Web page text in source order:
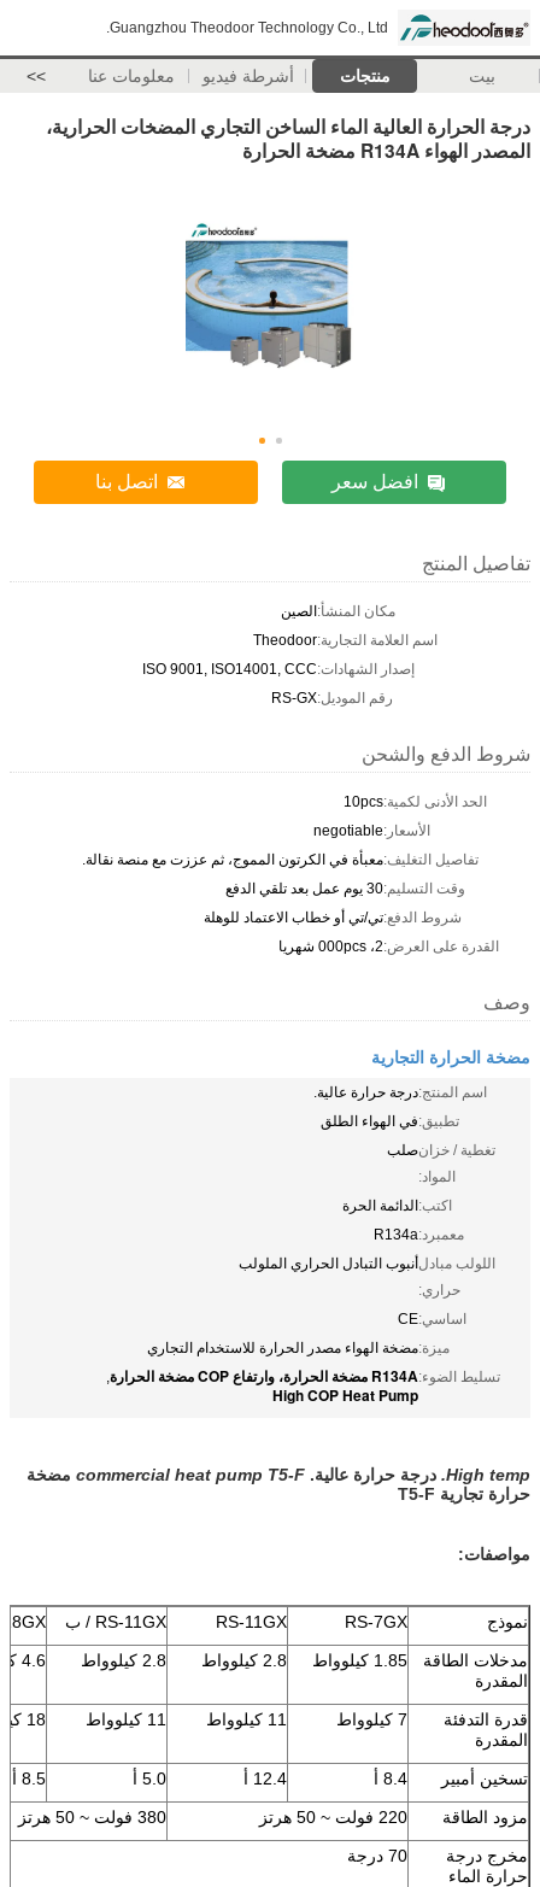
Guangzhou Theodoor Technology Co., Ltd.
بيت منتجات أشرطة فيديو معلومات عنا >>
درجة الحرارة العالية الماء الساخن التجاري المضخات الحرارية،
المصدر الهواء R134A مضخة الحرارة
افضل سعر اتصل بنا
تفاصيل المنتج
مكان المنشأ:الصين
اسم العلامة التجارية:Theodoor
إصدار الشهادات:ISO 9001, ISO14001, CCC
رقم الموديل:RS-GX
شروط الدفع والشحن
الحد الأدنى لكمية:10pcs
الأسعار:negotiable
تفاصيل التغليف:معبأة في الكرتون المموج، ثم عززت مع منصة نقالة.
وقت التسليم:30 يوم عمل بعد تلقي الدفع
شروط الدفع:تي/تي أو خطاب الاعتماد للوهلة
القدرة على العرض:2، 000pcs شهريا
وصف
مضخة الحرارة التجارية
اسم المنتج:درجة حرارة عالية.
تطبيق:في الهواء الطلق
تغطية / خزان
المواد:
صلب
اكتب:الدائمة الحرة
معمبرد:R134a
اللولب مبادل
حراري:
أنبوب التبادل الحراري الملولب
اساسي:CE
ميزة:مضخة الهواء مصدر الحرارة للاستخدام التجاري
تسليط الضوء:R134A مضخة الحرارة، وارتفاع COP مضخة الحرارة ,
High COP Heat Pump
High temp. درجة حرارة عالية. commercial heat pump T5-F مضخة
حرارة تجارية T5-F
مواصفات:
نموذج RS-7GX
RS-11GX RS-11GX / ب
مدخلات الطاقة
المقدرة
1.85 كيلوواط 2.8 كيلوواط 2.8 كيلوواط 4.6 كيلوواط
قدرة التدفئة
المقدرة
7 كيلوواط 11 كيلوواط 11 كيلوواط 18 كيلوواط
تسخين أمبير 8.4 أ 12.4 أ 5.0 أ
8.5 أ
مزود الطاقة
220 فولت ~ 50 هرتز
380 فولت ~ 50 هرتز
مخرج درجة
حرارة الماء
70 درجة